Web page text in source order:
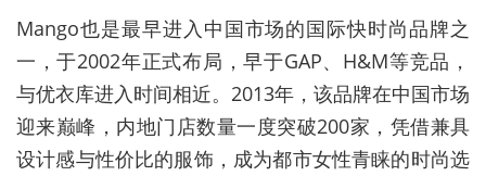
Mango也是最早进入中国市场的国际快时尚品牌之
一，于2002年正式布局，早于GAP、H&M等竞品，
与优衣库进入时间相近。2013年，该品牌在中国市场
迎来巅峰，内地门店数量一度突破200家，凭借兼具
设计感与性价比的服饰，成为都市女性青睐的时尚选